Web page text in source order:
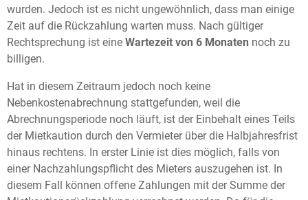
wurden. Jedoch ist es nicht ungewöhnlich, dass man einige
Zeit auf die Rückzahlung warten muss. Nach gültiger
Rechtsprechung ist eine Wartezeit von 6 Monaten noch zu
billigen.
Hat in diesem Zeitraum jedoch noch keine
Nebenkostenabrechnung stattgefunden, weil die
Abrechnungsperiode noch läuft, ist der Einbehalt eines Teils
der Mietkaution durch den Vermieter über die Halbjahresfrist
hinaus rechtens. In erster Linie ist dies möglich, falls von
einer Nachzahlungspflicht des Mieters auszugehen ist. In
diesem Fall können offene Zahlungen mit der Summe der